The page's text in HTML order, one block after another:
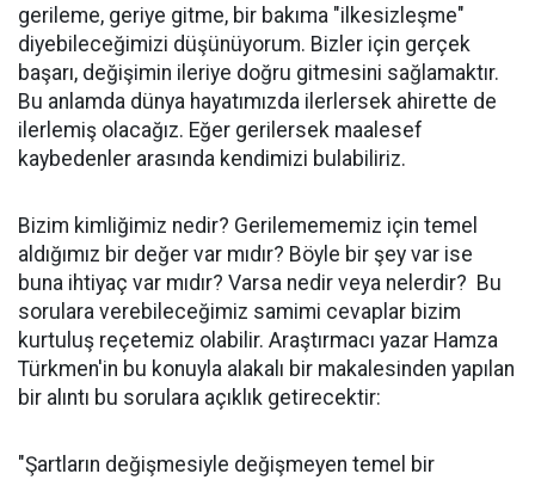
gerileme, geriye gitme, bir bakıma "ilkesizleşme"
diyebileceğimizi düşünüyorum. Bizler için gerçek
başarı, değişimin ileriye doğru gitmesini sağlamaktır.
Bu anlamda dünya hayatımızda ilerlersek ahirette de
ilerlemiş olacağız. Eğer gerilersek maalesef
kaybedenler arasında kendimizi bulabiliriz.
Bizim kimliğimiz nedir? Gerilemememiz için temel
aldığımız bir değer var mıdır? Böyle bir şey var ise
buna ihtiyaç var mıdır? Varsa nedir veya nelerdir? Bu
sorulara verebileceğimiz samimi cevaplar bizim
kurtuluş reçetemiz olabilir. Araştırmacı yazar Hamza
Türkmen'in bu konuyla alakalı bir makalesinden yapılan
bir alıntı bu sorulara açıklık getirecektir:
"Şartların değişmesiyle değişmeyen temel bir